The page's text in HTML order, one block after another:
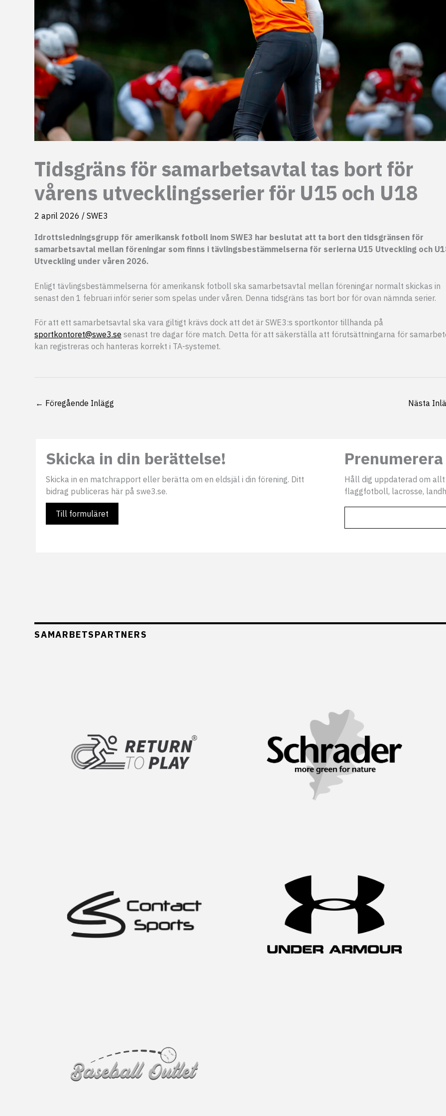
Tidsgräns för samarbetsavtal tas bort för
vårens utvecklingsserier för U15 och U18
2 april 2026 / SWE3
Idrottsledningsgrupp för amerikansk fotboll inom SWE3 har beslutat att ta bort den tidsgränsen för
samarbetsavtal mellan föreningar som finns i tävlingsbestämmelserna för serierna U15 Utveckling och
Utveckling under våren 2026.
Enligt tävlingsbestämmelserna för amerikansk fotboll ska samarbetsavtal mellan föreningar normalt skickas in
senast den 1 februari inför serier som spelas under våren. Denna tidsgräns tas bort bor för ovan nämnda serier.
För att ett samarbetsavtal ska vara giltigt krävs dock att det är SWE3:s sportkontor tillhanda på
sportkontoret@swe3.se senast tre dagar före match. Detta för att säkerställa att förutsättningarna för
kan registreras och hanteras korrekt i TA-systemet.
← Föregående Inlägg Nästa
Skicka in din berättelse!
Skicka in en matchrapport eller berätta om en eldsjäl i din förening. Ditt
bidrag publiceras här på swe3.se.
Till formuläret
Håll dig uppdaterad om
flaggfotboll, lacrosse,
SAMARBETSPARTNERS